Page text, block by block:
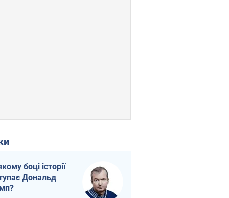
боці історії
Дональд